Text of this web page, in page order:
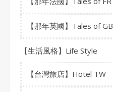
【那年英國】Tales of GB
【生活風格】Life Style
【台灣旅店】Hotel TW